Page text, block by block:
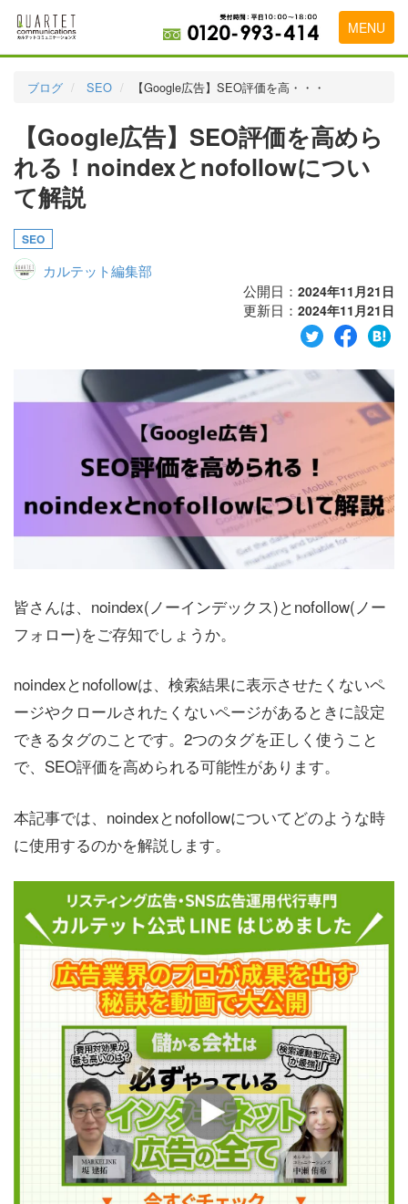
MENU
実績・お客様の声
初めて導入をお考えの方
広告代理店・HP制作会社様へ
お問い合わせ
ブログ SEO 【Google広告】SEO評価を高・・・
【Google広告】SEO評価を高めら
れる！noindexとnofollowについ
て解説
SEO
カルテット編集部
公開日： 2024年11月21日
更新日： 2024年11月21日
皆さんは、noindex(ノーインデックス)とnofollow(ノー
フォロー)をご存知でしょうか。
noindexとnofollowは、検索結果に表示させたくないペ
ージやクロールされたくないページがあるときに設定
できるタグのことです。2つのタグを正しく使うこと
で、SEO評価を高められる可能性があります。
本記事では、noindexとnofollowについてどのような時
に使用するのかを解説します。